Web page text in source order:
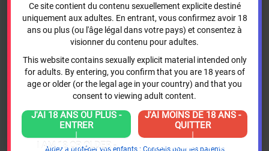
2. First follow the registration procedure, you will
receive an email to verify your email address.
Please click on the link to confirm that your email
address is correct (remember to check your spam).
​3. You can now start filling in your profile by clicking
on the circle (your future mini presentation photo)
Ce site contient du contenu sexuellement explicite destiné
uniquement aux adultes. En entrant, vous confirmez avoir 18
ans ou plus (ou l'âge légal dans votre pays) et consentez à
visionner du contenu pour adultes.
This website contains sexually explicit material intended only
for adults. By entering, you confirm that you are 18 years of
age or older (or the legal age in your country) and that you
consent to viewing adult content.
J'AI 18 ANS OU PLUS -
ENTRER
|
I AM 18 OR OLDER -
J'AI MOINS DE 18 ANS -
QUITTER
|
I AM UNDER 18 - EXIT
Aidez à protéger vos enfants : Conseils pour les parents